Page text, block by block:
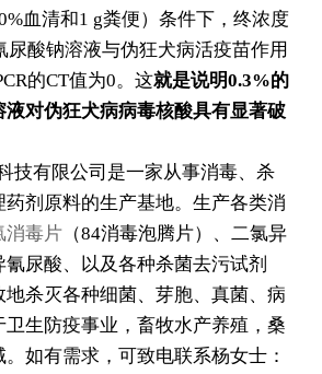
血清和1 g粪便）条件下，终浓度
尿酸钠溶液与伪狂犬病活疫苗作用
的CT值为0。这就是说明0.3%的
对伪狂犬病病毒核酸具有显著破
有限公司是一家从事消毒、杀
剂原料的生产基地。生产各类消
消毒片 （84消毒泡腾片）、二氯异
尿酸、以及各种杀菌去污试剂
杀灭各种细菌、芽胞、真菌、病
生防疫事业，畜牧水产养殖，桑
如有需求，可致电联系杨女士：